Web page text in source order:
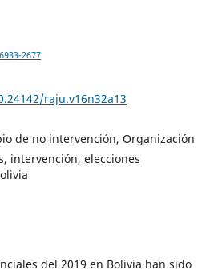
2677
raju.v16n32a13
de no intervención, Organización
intervención, elecciones
del 2019 en Bolivia han sido